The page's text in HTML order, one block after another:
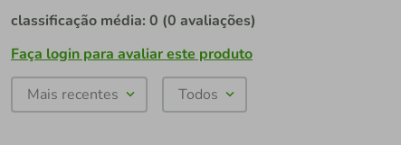
classificação média: 0 (0 avaliações)
Faça login para avaliar este produto
Mais recentes Todos